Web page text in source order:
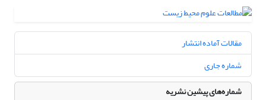
مقالات آماده انتشار
شماره جاری
شماره‌های پیشین نشریه